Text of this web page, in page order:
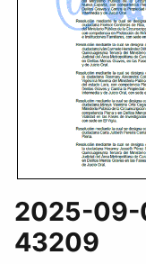
2025-09-
43209